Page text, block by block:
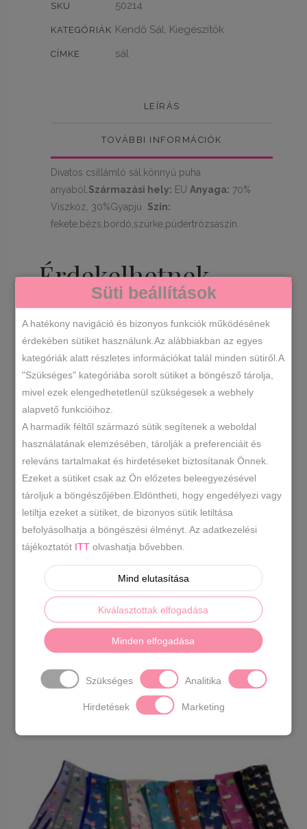
SKU 50214
KATEGÓRIÁK Kendő Sál Kiegészítők
CÍMKE sál
LEÍRÁS
TOVÁBBI INFORMÁCIÓK
Divatos csillámló sál,könnyű puha
anyaból. Származási hely: EU Anyaga: 70%
Viszkóz, 30%Gyapjú Szín:
fekete,bézs,bordó,szürke,púdertrózsaszín.
Érdekelhetnek
még…
4990Ft
Süti beállítások
A hatékony navigáció és bizonyos funkciók működésének
érdekében sütiket használunk.Az alábbiakban az egyes
kategóriák alatt részletes információkat talál minden sütiről.A
"Szükséges" kategóriába sorolt sütiket a böngésző tárolja,
mivel ezek elengedhetetlenül szükségesek a webhely
alapvető funkcióihoz.
A harmadik féltől származó sütik segítenek a weboldal
használatának elemzésében, tárolják a preferenciáit és
releváns tartalmakat és hirdetéseket biztosítanak Önnek.
Ezeket a sütiket csak az Ön előzetes beleegyezésével
tároljuk a böngészőjében.Eldöntheti, hogy engedélyezi vagy
letiltja ezeket a sütiket, de bizonyos sütik letiltása
befolyásolhatja a böngészési élményt. Az adatkezelési
tájékoztatót ITT olvashatja bővebben.
Mind elutasítása
Kiválasztottak elfogadása
Minden elfogadása
Szükséges Analitika
Hirdetések Marketing